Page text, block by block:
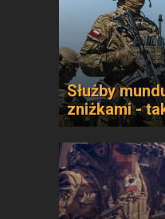
Służby
zniżkami -